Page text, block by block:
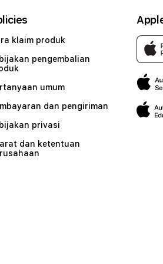
klaim produk
pengembalian
umum
dan pengiriman
privasi
dan ketentuan